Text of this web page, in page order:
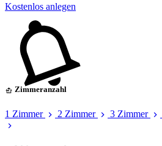
Kostenlos anlegen
Zimmeranzahl
1 Zimmer 2 Zimmer 3 Zimmer